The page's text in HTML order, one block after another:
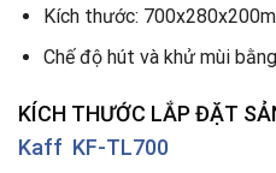
Kích thước:
Chế độ hút và khử mùi
KÍCH THƯỚC LẮP ĐẶT
Kaff KF-TL700